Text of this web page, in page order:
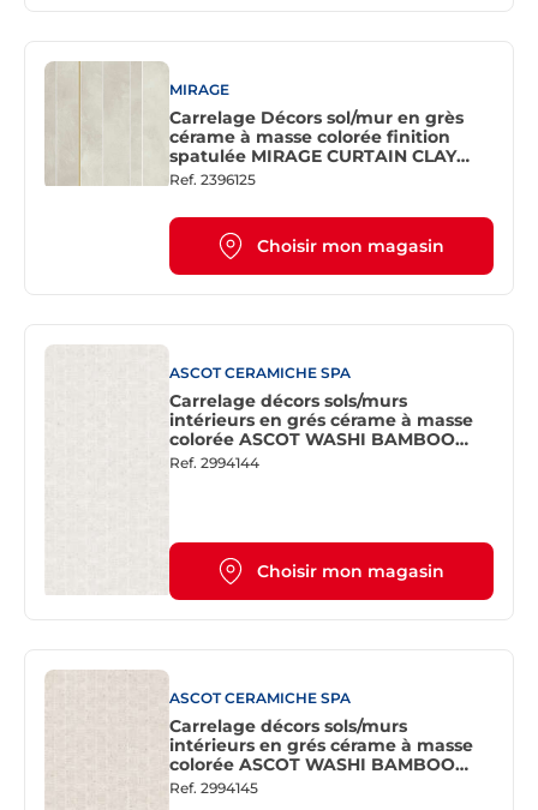
MIRAGE
Carrelage Décors sol/mur en grès
cérame à masse colorée finition
spatulée MIRAGE CURTAIN CLAY
CL01 Calm L. 40 x l. 40 cm
Ref. 2396125
Choisir mon magasin
ASCOT CERAMICHE SPA
Carrelage décors sols/murs
intérieurs en grés cérame à masse
colorée ASCOT WASHI BAMBOO
Chalk L. 120 x l. 60 cm x Ep. 10 mm
Ref. 2994144
Choisir mon magasin
ASCOT CERAMICHE SPA
Carrelage décors sols/murs
intérieurs en grés cérame à masse
colorée ASCOT WASHI BAMBOO
Paper L. 120 x l. 60 cm x Ep. 10 mm
Ref. 2994145